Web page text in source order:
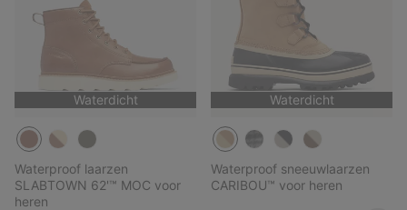
Waterdicht
Waterproof laarzen
SLABTOWN 62'™ MOC voor
heren
Waterdicht
Waterproof sneeuwlaarzen
CARIBOU™ voor heren